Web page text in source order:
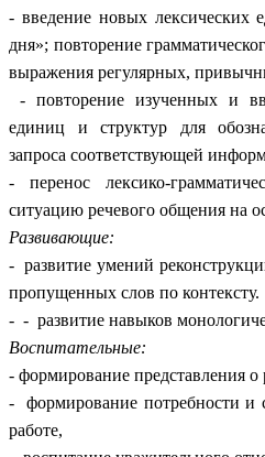
- введение новых лексических
дня»; повторение
выражения регулярных,
- повторение изученных и
единиц и структур для
запроса соответствующей
- перенос лексико-
ситуацию речевого общения на
Развивающие:
- развитие умений
пропущенных слов по контексту.
- - развитие навыков
Воспитательные:
- формирование представления о
- формирование потребности и
работе,